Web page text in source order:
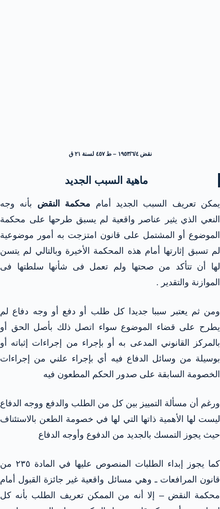
نقض ١٩٥٣/٦/٤ – ط ٤٥٧ لسنة ٢١ ق
ماهية السبب الجديد
يمكن تعريف السبب الجديد أمام محكمة النقض بأنه وجه
النعي الذي يثير عناصر واقعية لم يسبق طرحها على محكمة
الموضوع أو المشتمل على قانون امتزجت به أمور موضوعية
لم تسبق إثارتها أمام هذه المحكمة الأخيرة وبالتالي لم يتسن
لها أن تتأكد من صحتها ولم تعمل فى شأنها سلطتها فى
الموازنة والتقدير .
ومن ثم يعتبر سببا جديدا كل طلب أو دفع أو وجه دفاع لم
يطرح على قضاء الموضوع سواء اتصل ذلك بأصل الحق أو
بالمركز القانوني المدعى به أو بإجراء من إجراءات إثباته أو
بوسيلة من وسائل الدفاع فيه أي بإجراء علني من إجراءات
الخصومة السابقة على صدور الحكم المطعون فيه
ورغم أن مسألة التمييز بين كل من الطلب والدفع ووجه الدفاع
ليست لها الأهمية ذاتها التي لها في خصومة الطعن بالاستئناف
حيث يجوز التمسك بالجديد من الدفوع وأوجه الدفاع
كما يجوز إبداء الطلبات المنصوص عليها في المادة ٢٣٥ من
قانون المرافعات ـ وهي مسائل واقعية غير جائزة القبول أمام
محكمة النقض – إلا أنه من الممكن تعريف الطلب بأنه كل